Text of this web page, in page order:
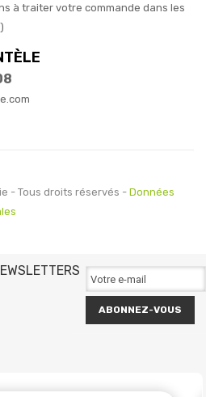
à traiter votre commande dans les
- Tous droits réservés - Données
ABONNEZ-VOUS